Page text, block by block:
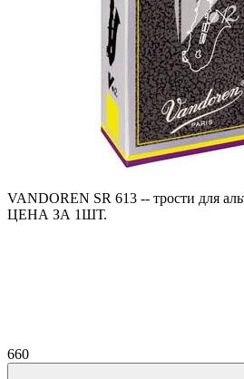
VANDOREN SR 613 -- трости для
ЦЕНА ЗА 1ШТ.
660